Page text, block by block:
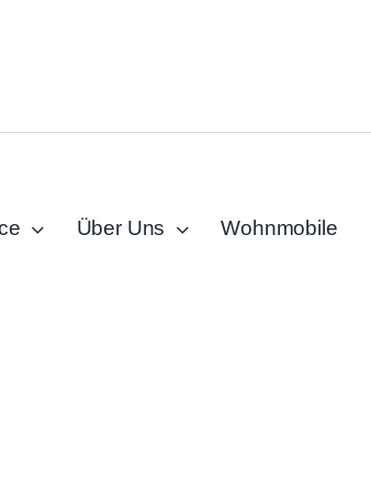
Über Uns Wohnmobile